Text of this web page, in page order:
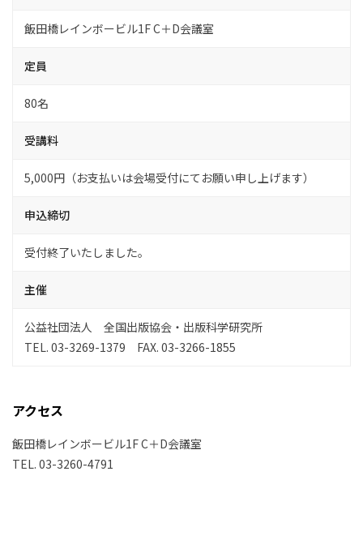
飯田橋レインボービル1F C＋D会議室
定員
80名
受講料
5,000円（お支払いは会場受付にてお願い申し上げます）
申込締切
受付終了いたしました。
主催
公益社団法人 全国出版協会・出版科学研究所
TEL. 03-3269-1379 FAX. 03-3266-1855
アクセス
飯田橋レインボービル1F C＋D会議室
TEL. 03-3260-4791